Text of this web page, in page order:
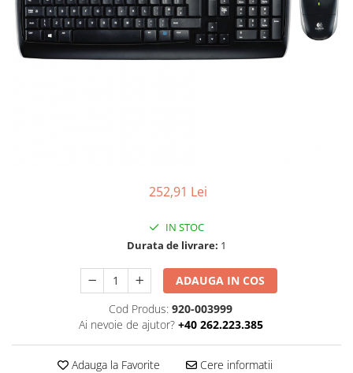
Smartphone IPhone
Boxe
Mouse
Casti
252,91 Lei
IN STOC
Durata de livrare: 1
ADAUGA IN COS
Cod Produs: 920-003999
Ai nevoie de ajutor? +40 262.223.385
Adauga la Favorite Cere informatii